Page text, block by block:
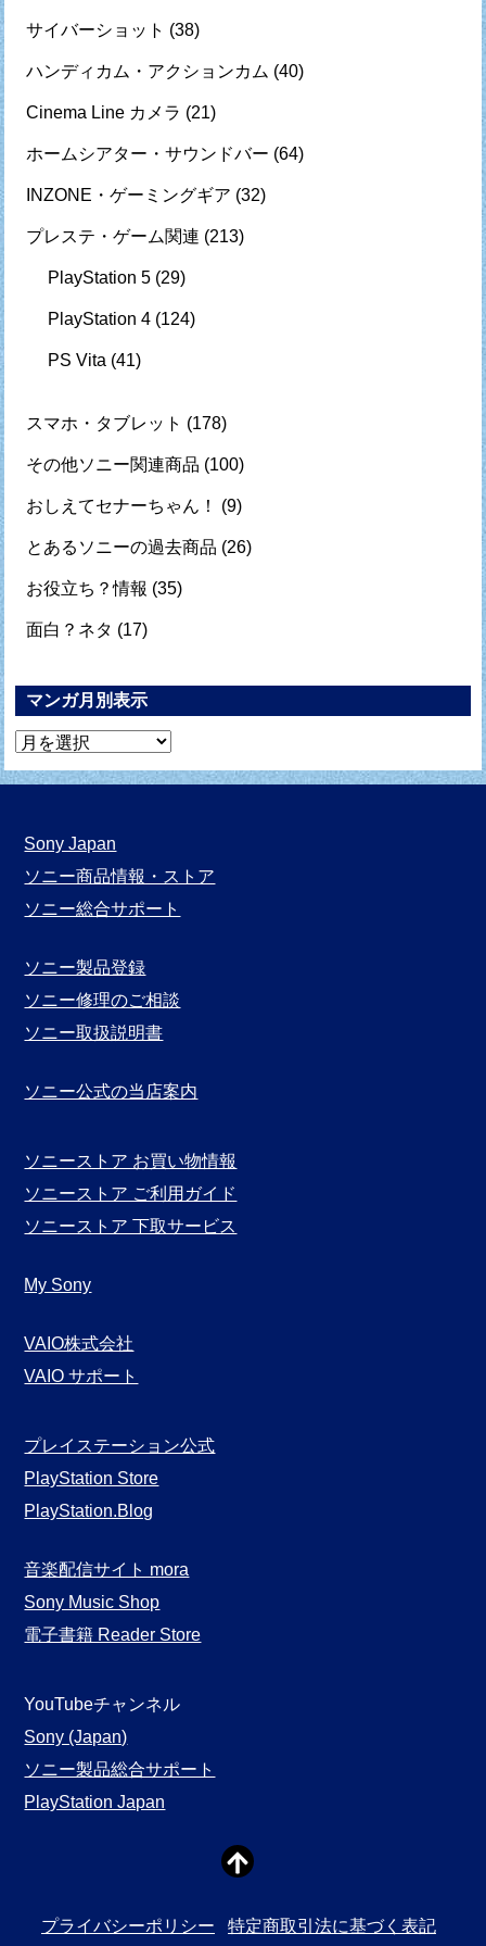
サイバーショット (38)
ハンディカム・アクションカム (40)
Cinema Line カメラ (21)
ホームシアター・サウンドバー (64)
INZONE・ゲーミングギア (32)
プレステ・ゲーム関連 (213)
PlayStation 5 (29)
PlayStation 4 (124)
PS Vita (41)
スマホ・タブレット (178)
その他ソニー関連商品 (100)
おしえてセナーちゃん！ (9)
とあるソニーの過去商品 (26)
お役立ち？情報 (35)
面白？ネタ (17)
マンガ月別表示
マ
ン
月
別
表
Sony Japan
ソニー商品情報・ストア
ソニー総合サポート
ソニー製品登録
ソニー修理のご相談
ソニー取扱説明書
ソニー公式の当店案内
ソニーストア お買い物情報
ソニーストア ご利用ガイド
ソニーストア 下取サービス
My Sony
VAIO株式会社
VAIO サポート
プレイステーション公式
PlayStation Store
PlayStation.Blog
音楽配信サイト mora
Sony Music Shop
電子書籍 Reader Store
YouTubeチャンネル
Sony (Japan)
ソニー製品総合サポート
PlayStation Japan
プライバシーポリシー 特定商取引法に基づく表記